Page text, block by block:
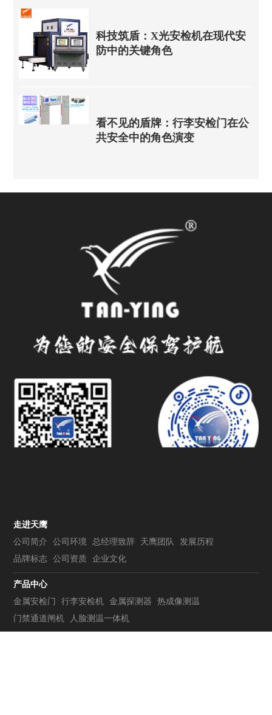
科技筑盾：X光安检机在现代安
防中的关键角色
看不见的盾牌：行李安检门在公
共安全中的角色演变
走进天鹰
公司简介
公司环境 总经理致辞 天鹰团队
发展历程
品牌标志 公司资质 企业文化
产品中心
金属安检门
行李安检机 金属探测器
热成像测温
门禁通道闸机
人脸测温一体机